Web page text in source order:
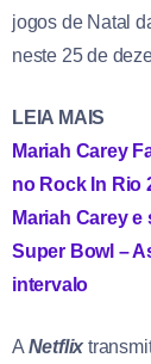
jogos de Natal
neste 25 de
LEIA MAIS
Mariah Carey
no Rock In Rio
Mariah Carey
Super Bowl –
intervalo
A Netflix